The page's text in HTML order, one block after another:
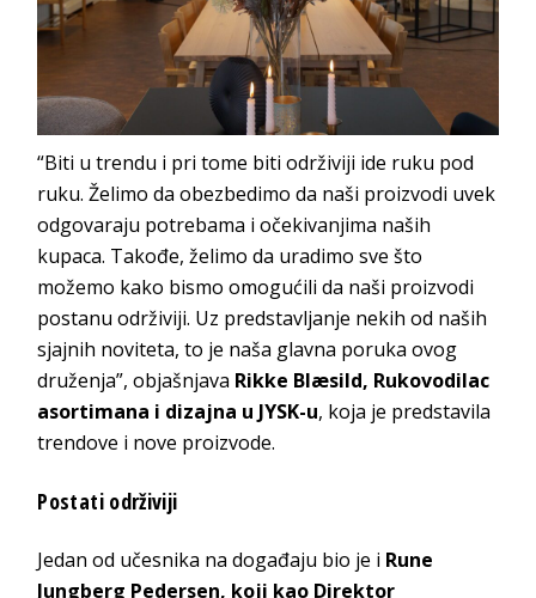
“Biti u trendu i pri tome biti održiviji ide ruku pod
ruku. Želimo da obezbedimo da naši proizvodi uvek
odgovaraju potrebama i očekivanjima naših
kupaca. Takođe, želimo da uradimo sve što
možemo kako bismo omogućili da naši proizvodi
postanu održiviji. Uz predstavljanje nekih od naših
sjajnih noviteta, to je naša glavna poruka ovog
druženja”, objašnjava Rikke Blæsild, Rukovodilac
asortimana i dizajna u JYSK-u, koja je predstavila
trendove i nove proizvode.
Postati održiviji
Jedan od učesnika na događaju bio je i Rune
Jungberg Pedersen, koji kao Direktor